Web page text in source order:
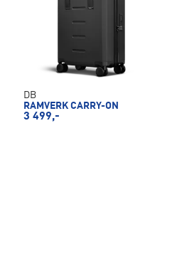
DB
RAMVERK CARRY-ON
3 499,-